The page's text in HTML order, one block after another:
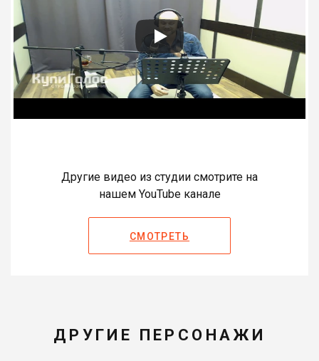
Другие видео из студии смотрите на
нашем YouTube канале
СМОТРЕТЬ
ДРУГИЕ ПЕРСОНАЖИ